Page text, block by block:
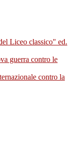
Liceo classico" ed.
guerra contro le
contro la